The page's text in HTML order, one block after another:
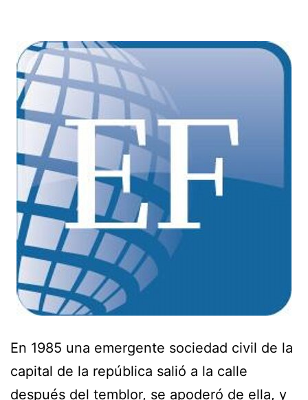
En 1985 una emergente sociedad civil de la
capital de la república salió a la calle
después del temblor, se apoderó de ella, y